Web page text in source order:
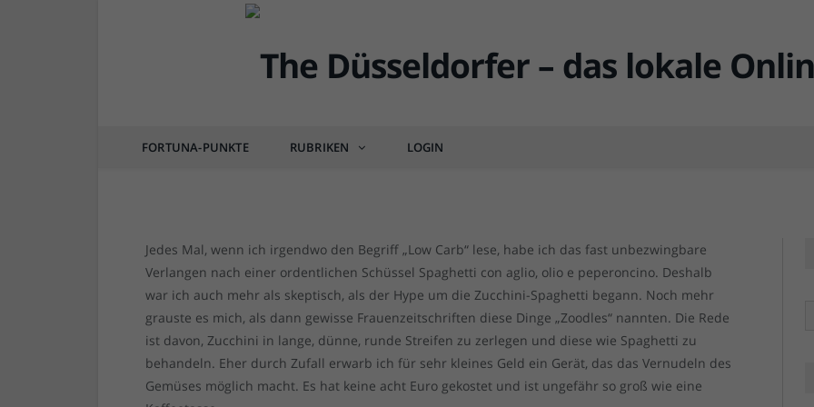
FORTUNA-PUNKTE RUBRIKEN LOGIN
Jedes Mal, wenn ich irgendwo den Begriff „Low Carb“ lese, habe ich das fast unbezwingbare
Verlangen nach einer ordentlichen Schüssel Spaghetti con aglio, olio e peperoncino. Deshalb
war ich auch mehr als skeptisch, als der Hype um die Zucchini-Spaghetti begann. Noch mehr
grauste es mich, als dann gewisse Frauenzeitschriften diese Dinge „Zoodles“ nannten. Die Rede
ist davon, Zucchini in lange, dünne, runde Streifen zu zerlegen und diese wie Spaghetti zu
behandeln. Eher durch Zufall erwarb ich für sehr kleines Geld ein Gerät, das das Vernudeln des
Gemüses möglich macht. Es hat keine acht Euro gekostet und ist ungefähr so groß wie eine